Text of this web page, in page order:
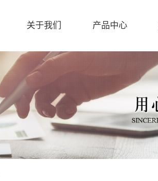
关于我们 产品中心